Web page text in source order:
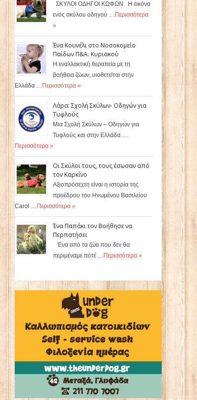
ΣΚΥΛΟΙ ΟΔΗΓΟΙ ΚΩΦΩΝ Η εικόνα
ενός σκύλου οδηγού … Περισσότερα
»
Ένα Κουνέλι στο Νοσοκομείο
Παίδων Π&Α. Κυριακού
Η εναλλακτική θεραπεία με τη
βοήθεια ζώων, υιοθετείται στην
Ελλάδα … Περισσότερα »
Λάρα: Σχολή Σκύλων- Οδηγών για
Τυφλούς
Μια Σχολή Σκύλων – Οδηγών για
Τυφλούς και στην Ελλάδα …
Περισσότερα »
Οι Σκύλοι τους, τους έσωσαν από
τον Καρκίνο
Αξιοπρόσεχτη είναι η ιστορία της
προέδρου του Ηνωμένου Βασιλείου
Carol … Περισσότερα »
Ένα Παπάκι τον Βοήθησε να
Περπατήσει
Ένα από τα ζώα που δεν θα
περιμέναμε ποτέ … Περισσότερα »